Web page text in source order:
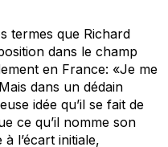
termes que Richard
dans le champ
en France: «Je me
dans un dédain
idée qu’il se fait de
ce qu’il nomme son
l’écart initiale,